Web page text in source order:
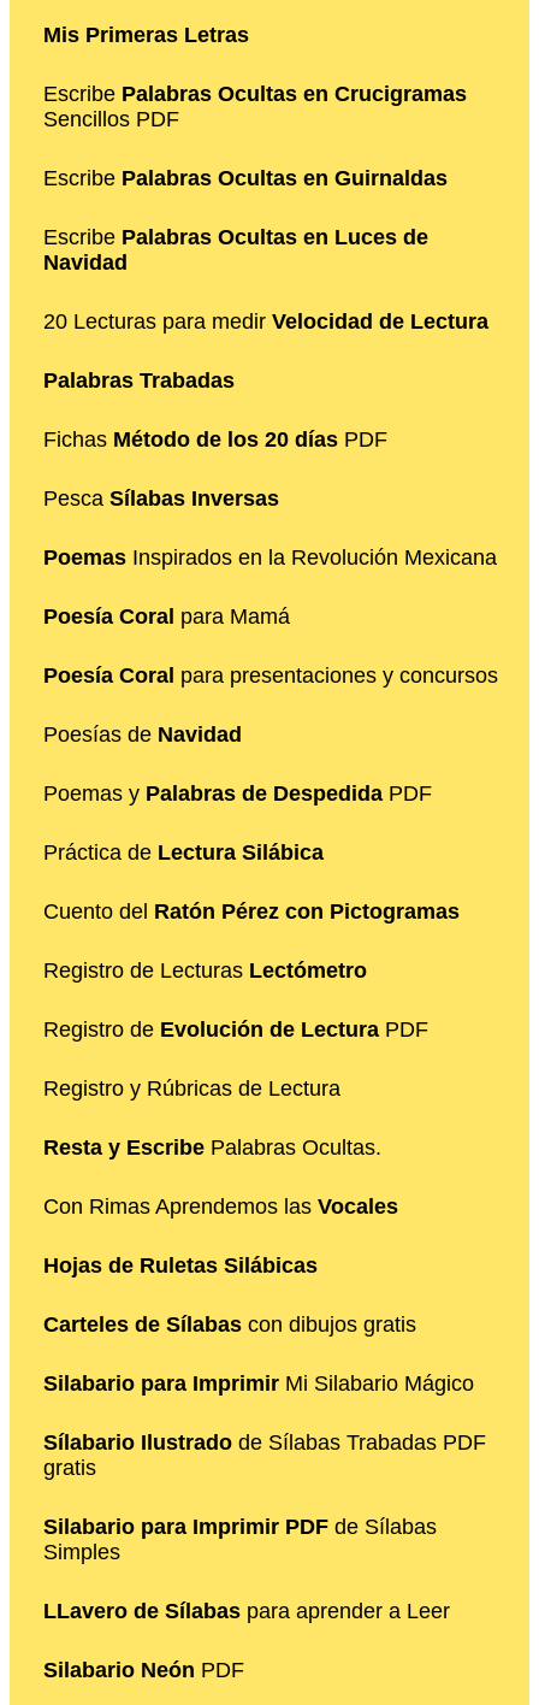
Mis Primeras Letras
Escribe Palabras Ocultas en Crucigramas
Sencillos PDF
Escribe Palabras Ocultas en Guirnaldas
Escribe Palabras Ocultas en Luces de
Navidad
20 Lecturas para medir Velocidad de Lectura
Palabras Trabadas
Fichas Método de los 20 días PDF
Pesca Sílabas Inversas
Poemas Inspirados en la Revolución Mexicana
Poesía Coral para Mamá
Poesía Coral para presentaciones y concursos
Poesías de Navidad
Poemas y Palabras de Despedida PDF
Práctica de Lectura Silábica
Cuento del Ratón Pérez con Pictogramas
Registro de Lecturas Lectómetro
Registro de Evolución de Lectura PDF
Registro y Rúbricas de Lectura
Resta y Escribe Palabras Ocultas.
Con Rimas Aprendemos las Vocales
Hojas de Ruletas Silábicas
Carteles de Sílabas con dibujos gratis
Silabario para Imprimir Mi Silabario Mágico
Sílabario Ilustrado de Sílabas Trabadas PDF
gratis
Silabario para Imprimir PDF de Sílabas
Simples
LLavero de Sílabas para aprender a Leer
Silabario Neón PDF